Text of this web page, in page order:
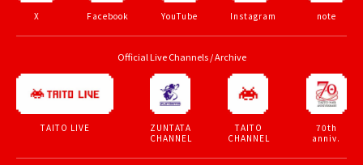
X Facebook YouTube Instagram note
Official Live Channels / Archive
TAITO LIVE
ZUNTATA
CHANNEL
TAITO
CHANNEL
70th
anniv.